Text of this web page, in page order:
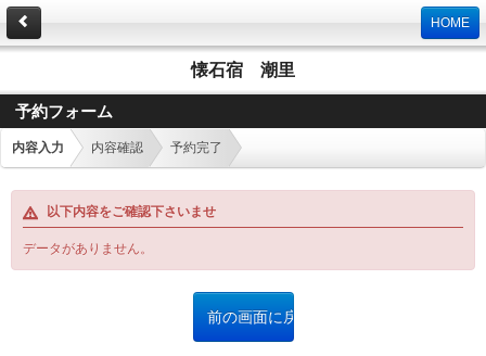
HOME
懐石宿 潮里
予約フォーム
内容入力 内容確認 予約完了
以下内容をご確認下さいませ
データがありません。